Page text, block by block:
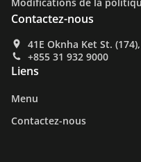
Contactez-nous
41E Oknha Ket St.
+855 31 932 9000
Liens
Menu
Contactez-nous